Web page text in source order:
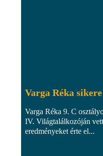
Varga Réka sikere
Varga Réka 9. C
IV. Világtalálkozóján
eredményeket érte el...